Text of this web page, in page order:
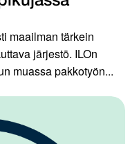
maailman tärkein
järjestö. ILOn
muassa pakkotyön...